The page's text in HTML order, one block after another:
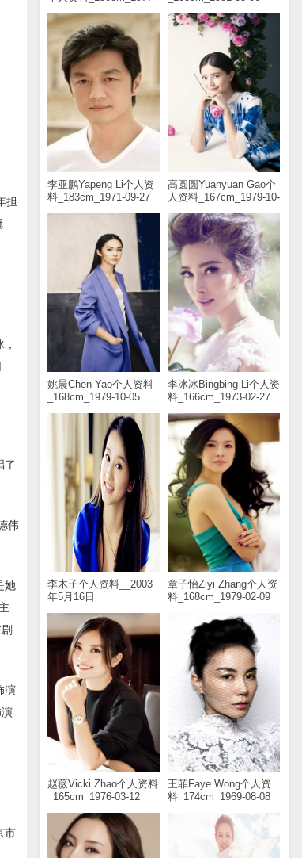
李亚鹏Yapeng Li个人资
料_183cm_1971-09-27
高圆圆Yuanyuan Gao个
人资料_167cm_1979-10-
姚晨Chen Yao个人资料
_168cm_1979-10-05
李冰冰Bingbing Li个人资
料_166cm_1973-02-27
李木子个人资料__2003
年5月16日
章子怡Ziyi Zhang个人资
料_168cm_1979-02-09
赵薇Vicki Zhao个人资料
_165cm_1976-03-12
王菲Faye Wong个人资
料_174cm_1969-08-08
担
了
伟
她
演
市